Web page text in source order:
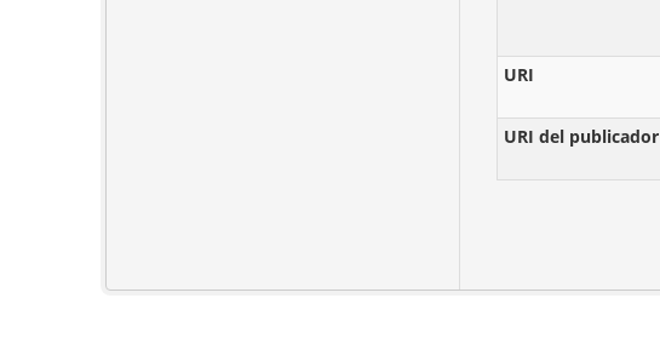
URI
URI del publicador